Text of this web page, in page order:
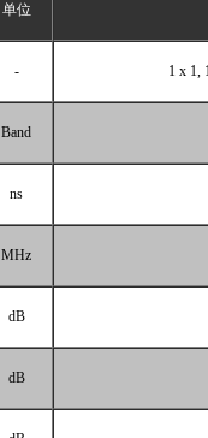
单位
- 1 x 1,
Band
ns
MHz
dB
dB